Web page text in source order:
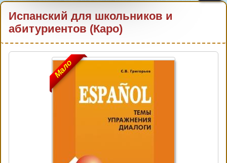
Испанский для школьников и
абитуриентов (Каро)
Мало